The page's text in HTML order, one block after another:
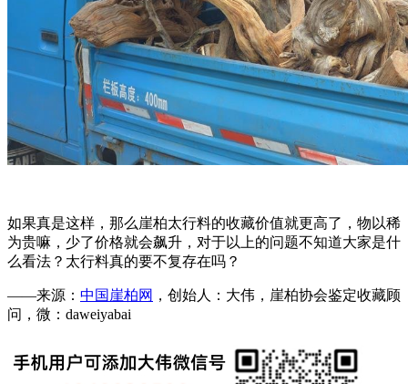
如果真是这样，那么崖柏太行料的收藏价值就更高了，物以稀
为贵嘛，少了价格就会飙升，对于以上的问题不知道大家是什
么看法？太行料真的要不复存在吗？
——来源： 中国崖柏网 ，创始人：大伟，崖柏协会鉴定收藏顾
问，微：daweiyabai